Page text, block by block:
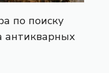
по поиску
антикварных